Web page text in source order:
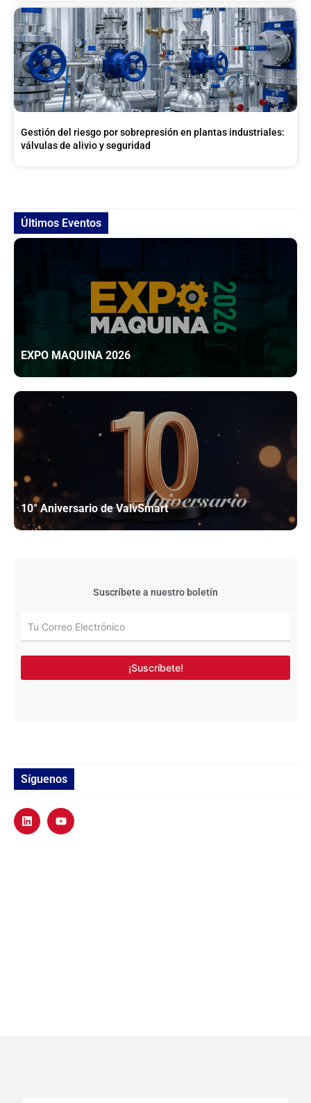
Gestión del riesgo por sobrepresión en plantas industriales:
válvulas de alivio y seguridad
Últimos Eventos
EXPO MAQUINA 2026
10° Aniversario de ValvSmart
Suscríbete a nuestro boletín
¡Suscríbete!
Síguenos